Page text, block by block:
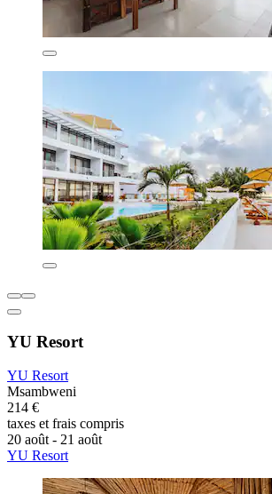
YU Resort
YU Resort
Msambweni
214 €
taxes et frais compris
20 août - 21 août
YU Resort